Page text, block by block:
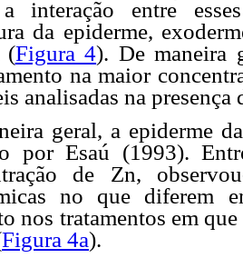
interação entre
da epiderme,
(Figura 4). De maneira
na maior
analisadas na presença
geral, a epiderme
por Esaú (1993).
de Zn,
no que diferem
nos tratamentos em
Figura 4a).